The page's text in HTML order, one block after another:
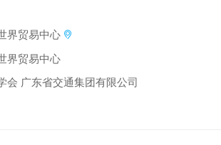
界贸易中心
界贸易中心
会 广东省交通集团有限公司